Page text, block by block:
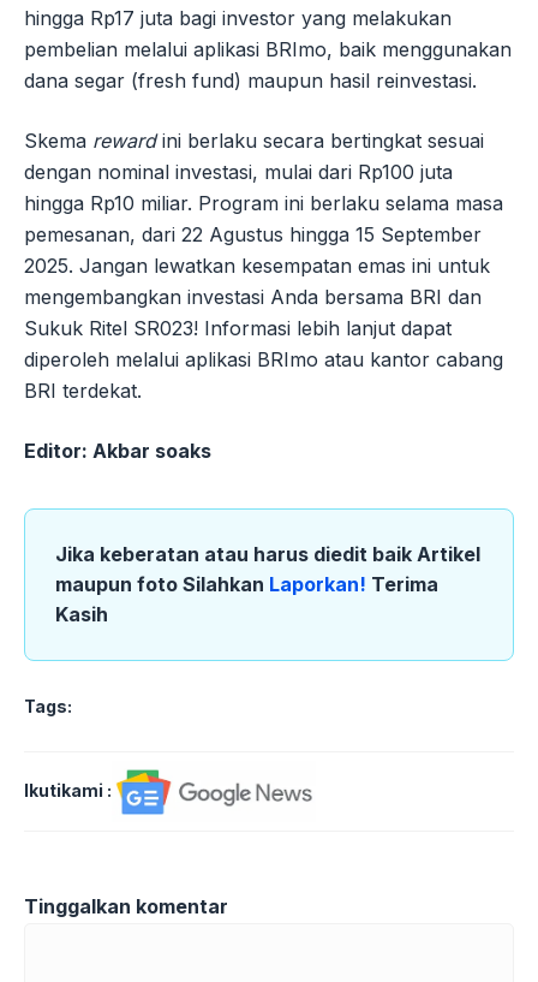
hingga Rp17 juta bagi investor yang melakukan
pembelian melalui aplikasi BRImo, baik menggunakan
dana segar (fresh fund) maupun hasil reinvestasi.
Skema rewardini berlaku secara bertingkat sesuai
dengan nominal investasi, mulai dari Rp100 juta
hingga Rp10 miliar. Program ini berlaku selama masa
pemesanan, dari 22 Agustus hingga 15 September
2025. Jangan lewatkan kesempatan emas ini untuk
mengembangkan investasi Anda bersama BRI dan
Sukuk Ritel SR023! Informasi lebih lanjut dapat
diperoleh melalui aplikasi BRImo atau kantor cabang
BRI terdekat.
Editor: Akbar soaks
Jika keberatan atau harus diedit baik Artikel
maupun foto Silahkan Laporkan! Terima
Kasih
Tags:
Ikutikami :
Tinggalkan komentar